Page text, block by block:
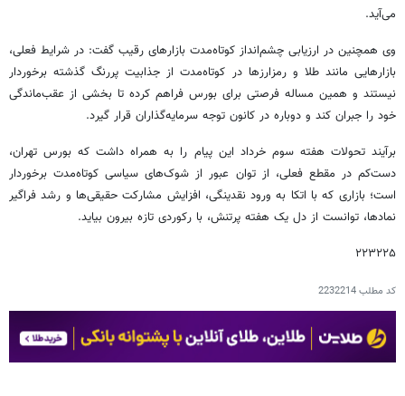
می‌آید.
وی همچنین در ارزیابی چشم‌انداز کوتاه‌مدت بازارهای رقیب گفت: در شرایط فعلی،
بازارهایی مانند طلا و رمزارزها در کوتاه‌مدت از جذابیت پررنگ گذشته برخوردار
نیستند و همین مساله فرصتی برای بورس فراهم کرده تا بخشی از عقب‌ماندگی
خود را جبران کند و دوباره در کانون توجه سرمایه‌گذاران قرار گیرد.
برآیند تحولات هفته سوم خرداد این پیام را به همراه داشت که بورس تهران،
دست‌کم در مقطع فعلی، از توان عبور از شوک‌های سیاسی کوتاه‌مدت برخوردار
است؛ بازاری که با اتکا به ورود نقدینگی، افزایش مشارکت حقیقی‌ها و رشد فراگیر
نمادها، توانست از دل یک هفته پرتنش، با رکوردی تازه بیرون بیاید.
۲۲۳۲۲۵
کد مطلب2232214